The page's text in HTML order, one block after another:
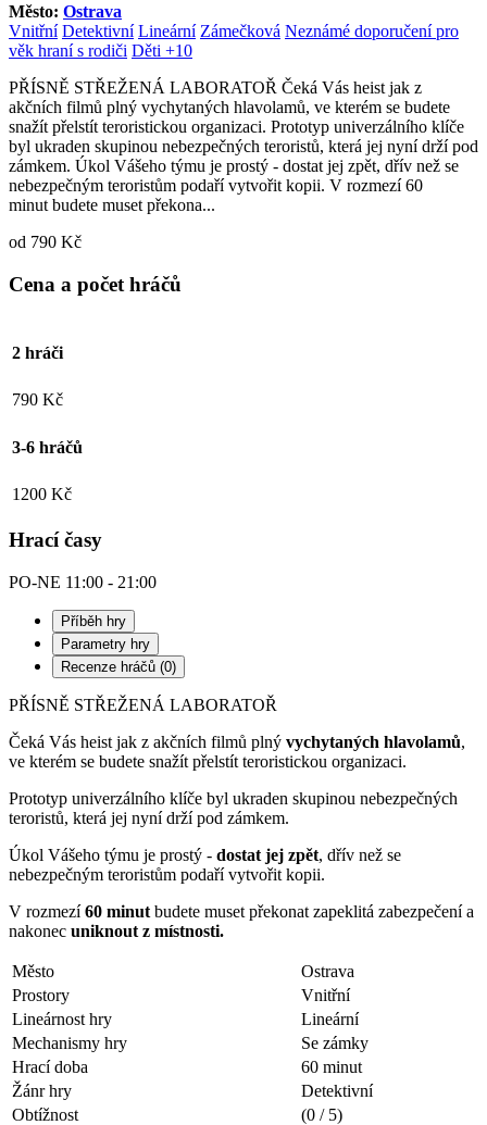
Město: Ostrava
Vnitřní Detektivní Lineární Zámečková Neznámé doporučení pro
věk hraní s rodiči Děti +10
PŘÍSNĚ STŘEŽENÁ LABORATOŘ Čeká Vás heist jak z
akčních filmů plný vychytaných hlavolamů, ve kterém se budete
snažít přelstít teroristickou organizaci. Prototyp univerzálního klíče
byl ukraden skupinou nebezpečných teroristů, která jej nyní drží pod
zámkem. Úkol Vášeho týmu je prostý - dostat jej zpět, dřív než se
nebezpečným teroristům podaří vytvořit kopii. V rozmezí 60
minut budete muset překona...
od 790 Kč
Cena a počet hráčů
2 hráči
790 Kč
3-6 hráčů
1200 Kč
Hrací časy
PO-NE 11:00 - 21:00
Příběh hry
Parametry hry
Recenze hráčů (0)
PŘÍSNĚ STŘEŽENÁ LABORATOŘ
Čeká Vás heist jak z akčních filmů plný vychytaných hlavolamů,
ve kterém se budete snažít přelstít teroristickou organizaci.
Prototyp univerzálního klíče byl ukraden skupinou nebezpečných
teroristů, která jej nyní drží pod zámkem.
Úkol Vášeho týmu je prostý - dostat jej zpět, dřív než se
nebezpečným teroristům podaří vytvořit kopii.
V rozmezí60 minut budete muset překonat zapeklitá zabezpečení a
nakonec uniknout z místnosti.
Město
Ostrava
Prostory
Vnitřní
Lineárnost hry
Lineární
Mechanismy hry
Se zámky
Hrací doba
60 minut
Žánr hry
Detektivní
Obtížnost
(0 / 5)